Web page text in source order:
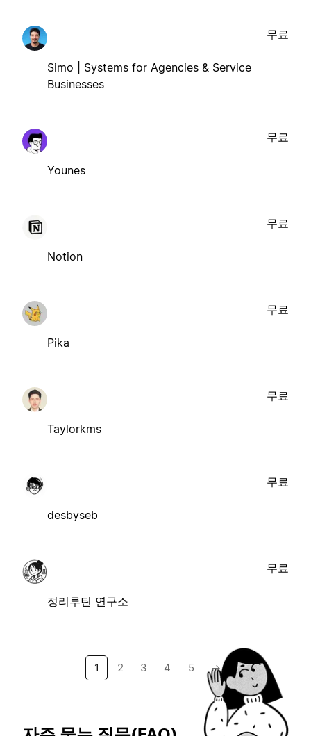
Simo | Systems for Agencies & Service
Businesses
무료
Younes
무료
Notion
무료
Pika
무료
Taylorkms
무료
desbyseb
무료
정리루틴 연구소
무료
1 2 3 4 5 →